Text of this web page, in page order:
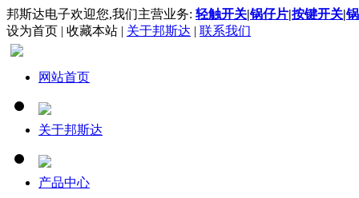
邦斯达电子欢迎您,我们主营业务: 轻触开关|锅仔片|按键开关|
设为首页 | 收藏本站 | 关于邦斯达 | 联系我们
网站首页
关于邦斯达
产品中心